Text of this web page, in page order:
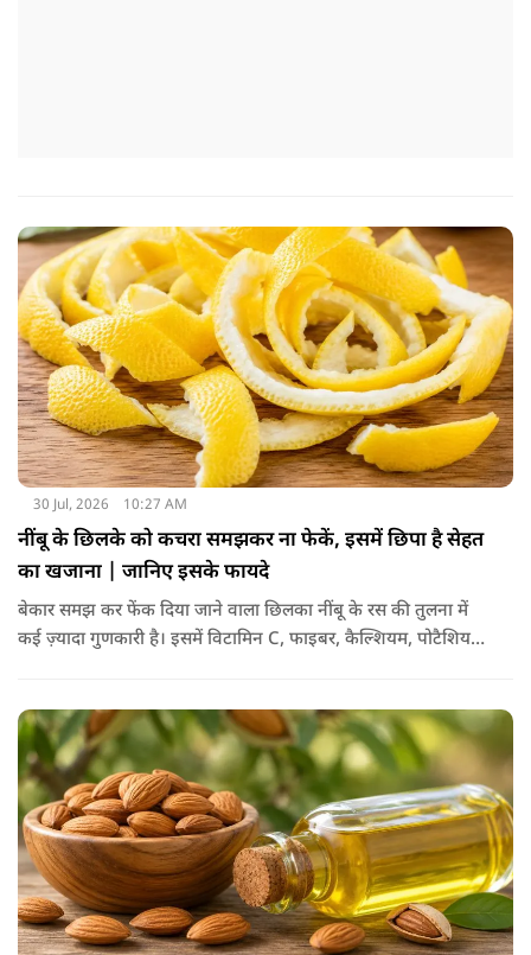
30 Jul, 2026 10:27 AM
नींबू के छिलके को कचरा समझकर ना फेकें, इसमें छिपा है सेहत
का खजाना | जानिए इसके फायदे
बेकार समझ कर फेंक दिया जाने वाला छिलका नींबू के रस की तुलना में
कई ज़्यादा गुणकारी है। इसमें विटामिन C, फाइबर, कैल्शियम, पोटैशियम
जाए तो ये आपकी सेहत के लिए किसी संजीवनी की तरह काम करता है।
आइए जानते नींबू के छिलके के फायदे।